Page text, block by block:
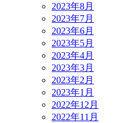
2023年8月
2023年7月
2023年6月
2023年5月
2023年4月
2023年3月
2023年2月
2023年1月
2022年12月
2022年11月